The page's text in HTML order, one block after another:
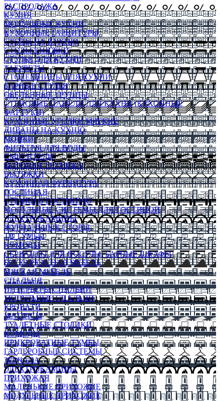
РАСПРОДАЖА
КУХНЯ
МОДУЛЬНЫЕ КУХНИ
КУХОННЫЕ ГАРНИТУРЫ
СТОЛЫ НА КУХНЮ
СТОЛЫ КНИЖКИ
СТУЛЬЯ ДЛЯ КУХНИ
ТАБУРЕТЫ
СТОЛЕШНИЦЫ ДЛЯ КУХНИ
БАРНЫЕ СТУЛЬЯ
ОБЕДЕННЫЕ ГРУППЫ
СТЕНОВЫЕ ПАНЕЛИ ДЛЯ КУХНИ (КУХОННЫЕ
ФАРТУКИ)
КУХОННЫЕ УГОЛКИ МЯГКИЕ
ДИВАНЫ НА КУХНЮ
МОЙКИ
ФИЛЬТРЫ ДЛЯ ВОДЫ
СМЕСИТЕЛИ
БЫТОВАЯ ТЕХНИКА
ВЫТЯЖКИ
КУХОННАЯ ФУРНИТУРА
ГОСТИНАЯ
СТЕНКИ В ГОСТИНУЮ
МОДУЛЬНЫЕ СИСТЕМЫ ДЛЯ ГОСТИНОЙ
ЭЛЕКТРОКАМИНЫ
ЖУРНАЛЬНЫЕ СТОЛЫ
ТВ ТУМБЫ
КОМОДЫ
СЕРВАНТЫ ДЛЯ ПОСУДЫ, БАРНЫЕ ШКАФЫ
БЕСКАРКАСНАЯ МЕБЕЛЬ
МЯГКАЯ МЕБЕЛЬ
СПАЛЬНЯ
ИНТЕРЬЕРЫ СПАЛЬНИ
МОДУЛЬНЫЕ СПАЛЬНИ
КРОВАТИ
МАТРАСЫ
ТУАЛЕТНЫЕ СТОЛИКИ
КОМОДЫ
ПРИКРОВАТНЫЕ ТУМБЫ
ГАРДЕРОБНЫЕ СИСТЕМЫ
ЗЕРКАЛА
ЭЛЕКТРОКАМИНЫ
ПРИХОЖАЯ
МАЛЕНЬКИЕ ПРИХОЖИЕ
МОДУЛЬНЫЕ ПРИХОЖИЕ